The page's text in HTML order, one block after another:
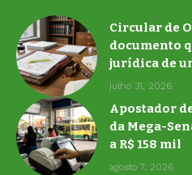
Circular de
documento
jurídica de
julho 31, 2026
Apostador
da Mega-
a R$ 158 mil
agosto 7, 2026